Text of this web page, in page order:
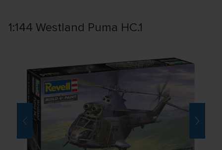
1:144 Westland Puma HC.1